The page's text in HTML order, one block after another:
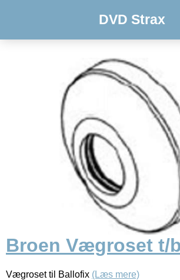
DVD Strax
Broen Vægroset t/
Vægroset til Ballofix (Læs mere)